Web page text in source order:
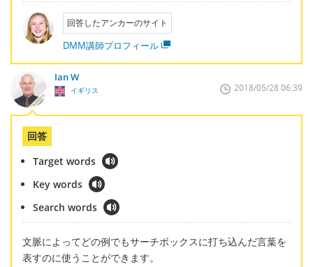
回答したアンカーのサイト
DMM講師プロフィール
Ian W
イギリス 2018/05/28 06:39
回答
Target words
Key words
Search words
文脈によってどの例でもサーチボックスに打ち込んだ言葉を
表すのに使うことができます。